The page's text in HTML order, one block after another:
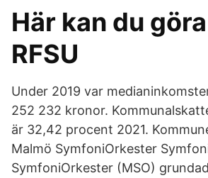
Här kan du
RFSU
Under 2019 var
252 232 kronor.
är 32,42 procent 2021.
Malmö SymfoniOrkester
SymfoniOrkester (MSO)